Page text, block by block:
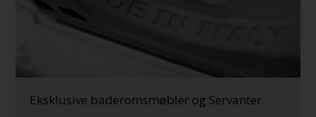
Eksklusive baderomsmøbler og Servanter